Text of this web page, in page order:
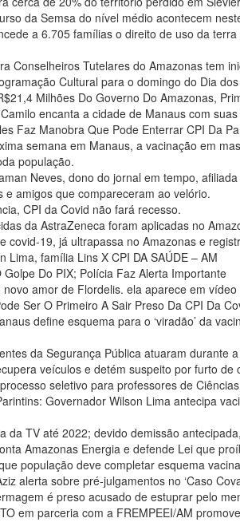
da Semsa do nível médio acontecem
a 6.705 famílias o direito de uso da
Conselheiros Tutelares do Amazonas tem
Cultural para o domingo do Dia
Milhões Do Governo Do Amazonas,
encanta a cidade de Manaus com
Faz Manobra Que Pode Enterrar CPI Da
semana em Manaus, a vacinação em
população.
Neves, dono do jornal em tempo,
e amigos que compareceram ao velório.
CPI da Covid não fará recesso.
da AstraZeneca foram aplicadas no
covid-19, já ultrapassa no Amazonas e
Lima, família Lins X CPI DA SAÚDE – AM
Golpe Do PIX; Polícia Faz Alerta Importante
amor de Flordelis. ela aparece em vídeo
Ser O Primeiro A Sair Preso Da CPI Da
define esquema para o ‘viradão’ da
da Segurança Pública atuaram durante a
veículos e detém suspeito por furto de
seletivo para professores de
Governador Wilson Lima antecipa
da TV até 2022; devido demissão
Amazonas Energia e defende Lei que
população deve completar esquema
alerta sobre pré-julgamentos no ‘Caso
é preso acusado de estuprar pelo
em parceria com a FREMPEEI/AM